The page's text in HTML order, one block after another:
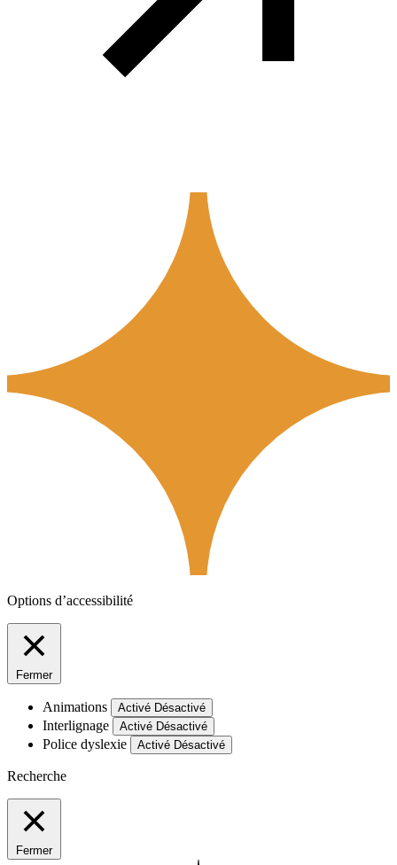
Options d’accessibilité
Fermer
Animations Activé Désactivé
Interlignage Activé Désactivé
Police dyslexie Activé Désactivé
Recherche
Fermer